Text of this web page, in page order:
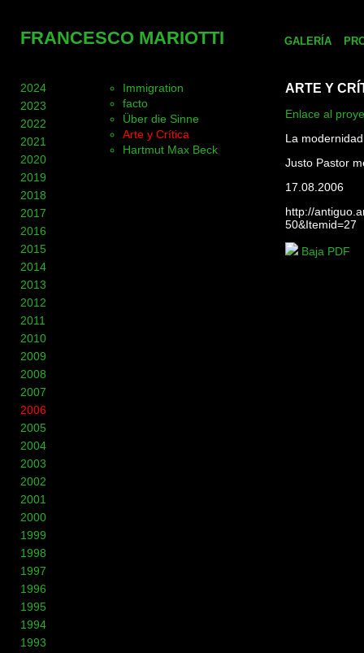
FRANCESCO MARIOTTI GALERÍA
2024
2023
2022
2021
2020
2019
2018
2017
2016
2015
2014
2013
2012
2011
2010
2009
2008
2007
2006
2005
2004
2003
2002
2001
2000
1999
1998
1997
1996
1995
1994
1993
Immigration
facto
Über die Sinne
Arte y Crítica
Hartmut Max Beck
ARTE Y
Enlace al
La
Justo Pastor
17.08.2006
http://
50&Itemid=27
Baja PDF